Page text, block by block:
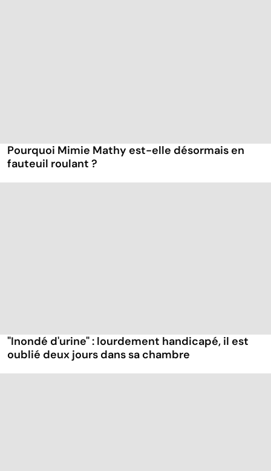
Pourquoi Mimie Mathy est-elle désormais en
fauteuil roulant ?
"Inondé d'urine" : lourdement handicapé, il est
oublié deux jours dans sa chambre